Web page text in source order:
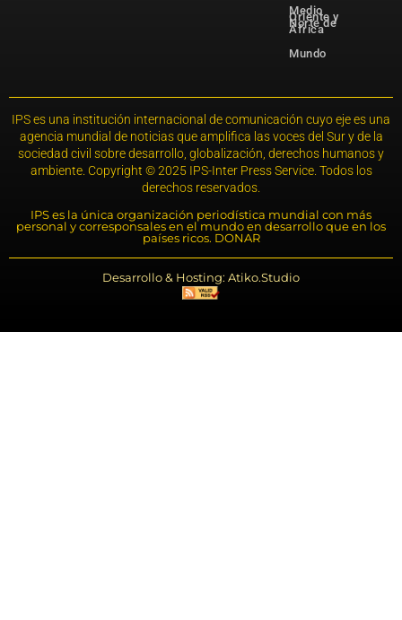
Medio
Oriente y
Norte de
África
Mundo
IPS es una institución internacional de comunicación cuyo eje es una
agencia mundial de noticias que amplifica las voces del Sur y de la
sociedad civil sobre desarrollo, globalización, derechos humanos y
ambiente. Copyright © 2025 IPS-Inter Press Service. Todos los
derechos reservados.
IPS es la única organización periodística mundial con más
personal y corresponsales en el mundo en desarrollo que en los
países ricos. DONAR
Desarrollo & Hosting: Atiko.Studio